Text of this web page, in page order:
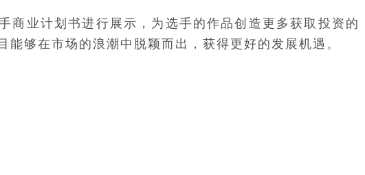
商业计划书进行展示，为选手的作品创造更多获取投资的
够在市场的浪潮中脱颖而出，获得更好的发展机遇。